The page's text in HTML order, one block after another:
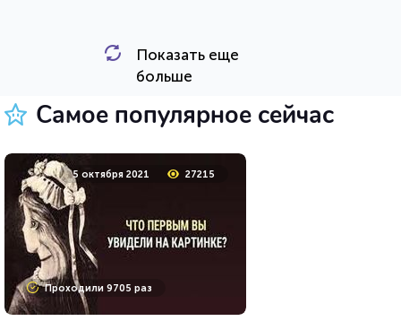
HTML - код
12 сентября 2020
Проходили 606 раз
Показать еще
больше
Самое популярное сейчас
5 октября 2021 27215
Проходили 9705 раз